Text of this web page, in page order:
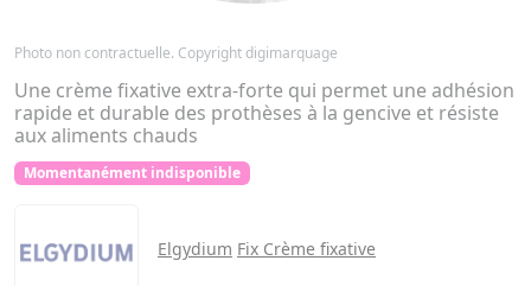
Photo non contractuelle. Copyright digimarquage
Une crème fixative extra-forte qui permet une adhésion
rapide et durable des prothèses à la gencive et résiste
aux aliments chauds
Momentanément indisponible
Elgydium Fix Crème fixative